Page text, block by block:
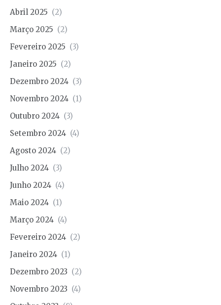
Abril 2025 (2)
Março 2025 (2)
Fevereiro 2025 (3)
Janeiro 2025 (2)
Dezembro 2024 (3)
Novembro 2024 (1)
Outubro 2024 (3)
Setembro 2024 (4)
Agosto 2024 (2)
Julho 2024 (3)
Junho 2024 (4)
Maio 2024 (1)
Março 2024 (4)
Fevereiro 2024 (2)
Janeiro 2024 (1)
Dezembro 2023 (2)
Novembro 2023 (4)